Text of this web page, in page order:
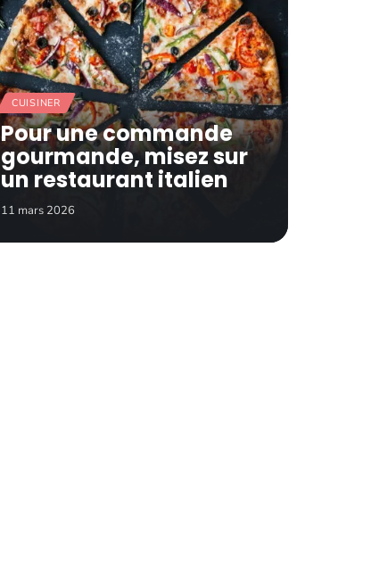
CUISINER
Pour une commande
gourmande, misez sur
un restaurant italien
11 mars 2026